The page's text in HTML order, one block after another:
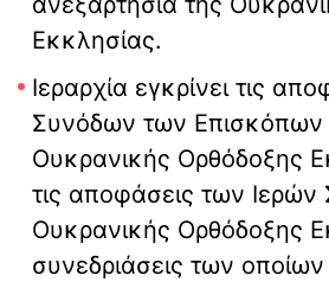
Εκκλησίας.
Ιεραρχία εγκρίνει τις
Συνόδων των Επισκόπων
Ουκρανικής Ορθόδοξης
τις αποφάσεις των
Ουκρανικής Ορθόδοξης
συνεδριάσεις των οποίων